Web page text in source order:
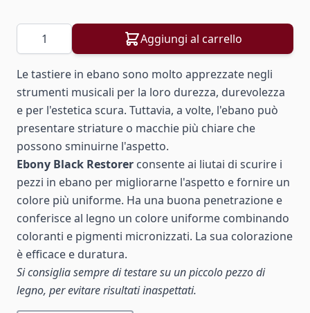
Quantità Aggiungi al carrello
Le tastiere in ebano sono molto apprezzate negli
strumenti musicali per la loro durezza, durevolezza
e per l'estetica scura. Tuttavia, a volte, l'ebano può
presentare striature o macchie più chiare che
possono sminuirne l'aspetto.
Ebony Black Restorer consente ai liutai di scurire i
pezzi in ebano per migliorarne l'aspetto e fornire un
colore più uniforme. Ha una buona penetrazione e
conferisce al legno un colore uniforme combinando
coloranti e pigmenti micronizzati. La sua colorazione
è efficace e duratura.
Si consiglia sempre di testare su un piccolo pezzo di
legno, per evitare risultati inaspettati.